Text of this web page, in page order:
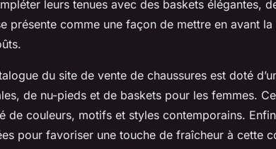
leurs tenues avec des baskets élégantes,
présente comme une façon de mettre en avant
du site de vente de chaussures est doté
de nu-pieds et de baskets pour les femmes.
de couleurs, motifs et styles contemporains.
pour favoriser une touche de fraîcheur à cette